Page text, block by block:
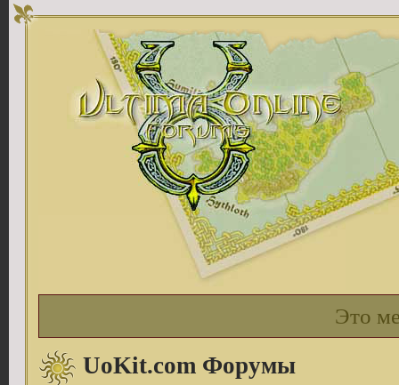
Это
UoKit.com Форумы